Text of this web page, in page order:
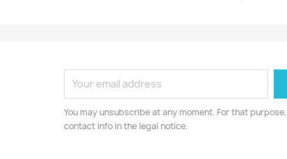
You may unsubscribe at any moment. For that
contact info in the legal notice.